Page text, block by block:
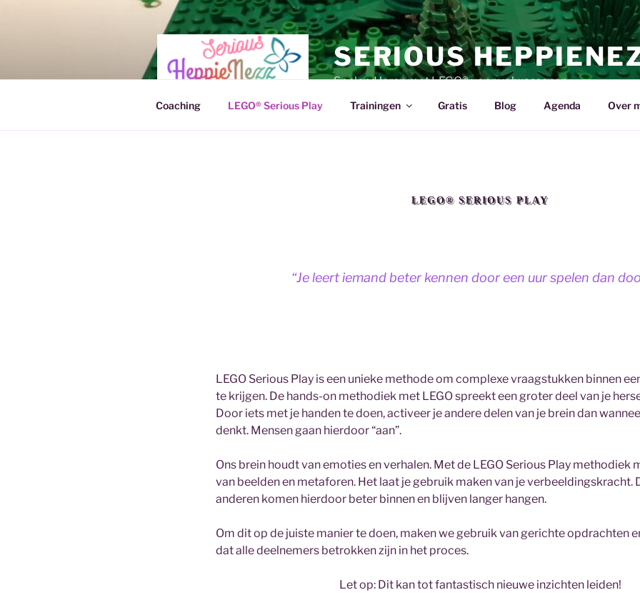
SERIOUS
Spelend leren met LEGO® voor volwassenen
Coaching LEGO® Serious Play Trainingen Gratis Blog Agenda Over
LEGO® SERIOUS PLAY
“Je leert iemand beter kennen door een uur spelen dan
LEGO Serious Play is een unieke methode om complexe vraagstukken binnen
te krijgen. De hands-on methodiek met LEGO spreekt een groter deel van je
Door iets met je handen te doen, activeer je andere delen van je brein dan
denkt. Mensen gaan hierdoor “aan”.
Ons brein houdt van emoties en verhalen. Met de LEGO Serious Play methodiek
van beelden en metaforen. Het laat je gebruik maken van je verbeeldingskracht.
anderen komen hierdoor beter binnen en blijven langer hangen.
Om dit op de juiste manier te doen, maken we gebruik van gerichte opdrachten
dat alle deelnemers betrokken zijn in het proces.
Let op: Dit kan tot fantastisch nieuwe inzichten leiden!